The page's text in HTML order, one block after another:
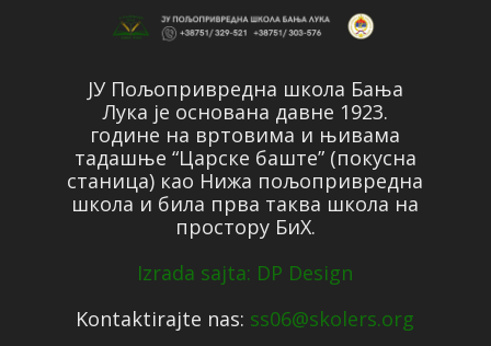
ЈУ Пољопривредна школа Бања
Лука је основана давне 1923.
године на вртовима и њивама
тадашње “Царске баште” (покусна
станица) као Нижа пољопривредна
школа и била прва таква школа на
простору БиХ.
Izrada sajta: DP Design
Kontaktirajte nas: ss06@skolers.org